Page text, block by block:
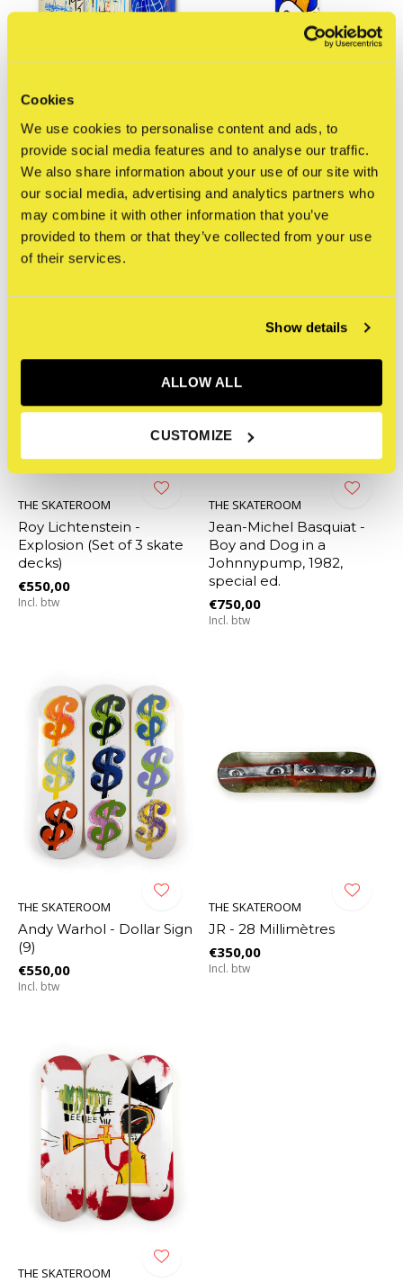
Cookies
We use cookies to personalise content and ads, to
provide social media features and to analyse our traffic.
We also share information about your use of our site with
our social media, advertising and analytics partners who
may combine it with other information that you’ve
provided to them or that they’ve collected from your use
of their services.
Show details
ALLOW ALL
CUSTOMIZE
THE SKATEROOM
Jean-Michel Basquiat -
Charles the First (set of 3
skate decks)
€550,00
Incl. btw
THE SKATEROOM
Mark Gonzales - Untitled
2 (Skate deck)
€150,00
Incl. btw
THE SKATEROOM
Roy Lichtenstein -
Explosion (Set of 3 skate
decks)
€550,00
Incl. btw
THE SKATEROOM
Jean-Michel Basquiat -
Boy and Dog in a
Johnnypump, 1982,
special ed.
€750,00
Incl. btw
THE SKATEROOM
Andy Warhol - Dollar Sign
(9)
€550,00
Incl. btw
THE SKATEROOM
JR - 28 Millimètres
€350,00
Incl. btw
THE SKATEROOM